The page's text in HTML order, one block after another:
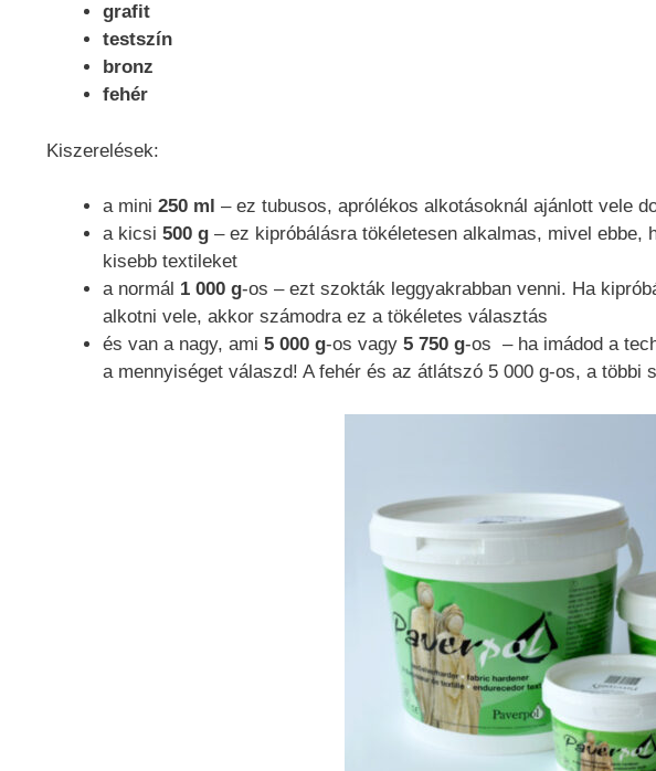
grafit
testszín
bronz
fehér
Kiszerelések:
a mini 250 ml – ez tubusos, aprólékos alkotásoknál ajánlott vele
a kicsi 500 g – ez kipróbálásra tökéletesen alkalmas, mivel ebbe,
kisebb textileket
a normál 1 000 g-os – ezt szokták leggyakrabban venni. Ha
alkotni vele, akkor számodra ez a tökéletes választás
és van a nagy, ami 5 000 g-os vagy 5 750 g-os – ha imádod a
a mennyiséget válaszd! A fehér és az átlátszó 5 000 g-os, a többi